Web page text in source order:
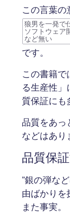
この言葉
狼男を一発で
ソフトウェア
など無い
です。
この書籍
る生産性
質保証にも
品質をあっ
などはあり
品質保
”銀の弾な
由ばかりを
また事実。